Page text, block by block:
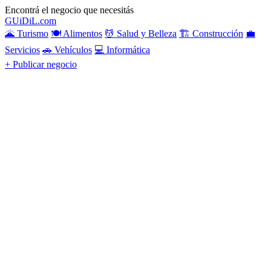
Encontrá el negocio que necesitás
GUiDiL.com
🌋 Turismo 🍽️ Alimentos 💆 Salud y Belleza 🏗️ Construcción 💼
Servicios 🚗 Vehículos 💻 Informática
+ Publicar negocio